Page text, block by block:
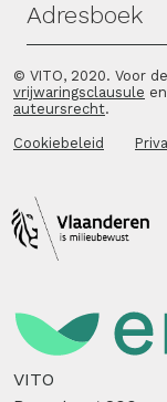
Adresboek
© VITO, 2020. Voor
vrijwaringsclausule
auteursrecht.
Cookiebeleid
VITO